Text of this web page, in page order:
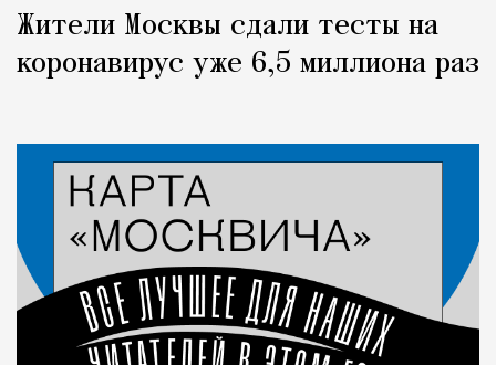
Жители Москвы сдали тесты на
коронавирус уже 6,5 миллиона раз